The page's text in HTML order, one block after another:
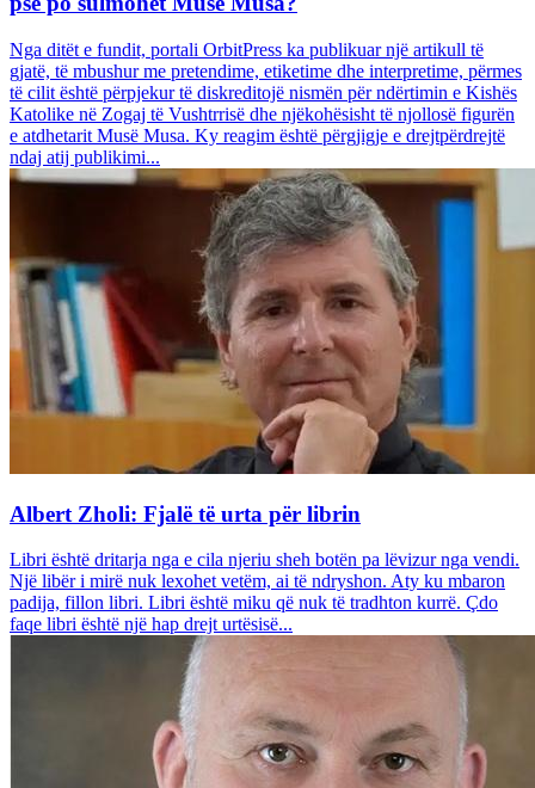
Nga ditët e fundit, portali OrbitPress ka publikuar një artikull të
gjatë, të mbushur me pretendime, etiketime dhe interpretime, përmes
të cilit është përpjekur të diskreditojë nismën për ndërtimin e Kishës
Katolike në Zogaj të Vushtrrisë dhe njëkohësisht të njollosë figurën
e atdhetarit Musë Musa. Ky reagim është përgjigje e drejtpërdrejtë
ndaj atij publikimi...
Albert Zholi: Fjalë të urta për librin
Libri është dritarja nga e cila njeriu sheh botën pa lëvizur nga vendi.
Një libër i mirë nuk lexohet vetëm, ai të ndryshon. Aty ku mbaron
padija, fillon libri. Libri është miku që nuk të tradhton kurrë. Çdo
faqe libri është një hap drejt urtësisë...